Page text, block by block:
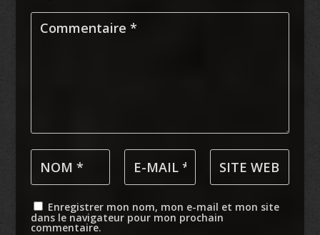
Enregistrer mon nom, mon e-mail et mon site
dans le navigateur pour mon prochain
commentaire.